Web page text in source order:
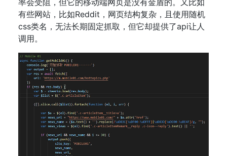
率会受阻，但它的移动端网页是没有金盾的。又比如
有些网站，比如Reddit，网页结构复杂，且使用随机
css类名，无法长期固定抓取，但它却提供了api让人
调用。